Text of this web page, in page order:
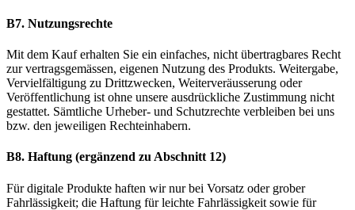
B7. Nutzungsrechte
Mit dem Kauf erhalten Sie ein einfaches, nicht übertragbares Recht
zur vertragsgemässen, eigenen Nutzung des Produkts. Weitergabe,
Vervielfältigung zu Drittzwecken, Weiterveräusserung oder
Veröffentlichung ist ohne unsere ausdrückliche Zustimmung nicht
gestattet. Sämtliche Urheber- und Schutzrechte verbleiben bei uns
bzw. den jeweiligen Rechteinhabern.
B8. Haftung (ergänzend zu Abschnitt 12)
Für digitale Produkte haften wir nur bei Vorsatz oder grober
Fahrlässigkeit; die Haftung für leichte Fahrlässigkeit sowie für